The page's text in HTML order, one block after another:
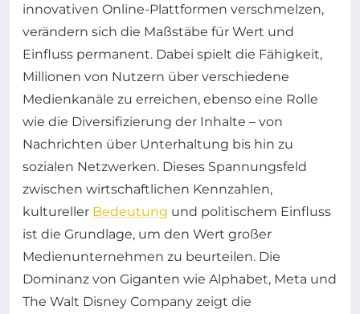
innovativen Online-Plattformen verschmelzen,
verändern sich die Maßstäbe für Wert und
Einfluss permanent. Dabei spielt die Fähigkeit,
Millionen von Nutzern über verschiedene
Medienkanäle zu erreichen, ebenso eine Rolle
wie die Diversifizierung der Inhalte – von
Nachrichten über Unterhaltung bis hin zu
sozialen Netzwerken. Dieses Spannungsfeld
zwischen wirtschaftlichen Kennzahlen,
kultureller Bedeutung und politischem Einfluss
ist die Grundlage, um den Wert großer
Medienunternehmen zu beurteilen. Die
Dominanz von Giganten wie Alphabet, Meta und
The Walt Disney Company zeigt die